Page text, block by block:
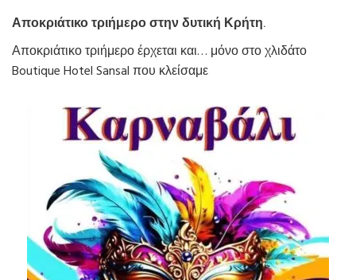
Αποκριάτικο τριήμερο στην δυτική Κρήτη.
Αποκριάτικο τριήμερο έρχεται και… μόνο στο χλιδάτο
Boutique Hotel Sansal που κλείσαμε